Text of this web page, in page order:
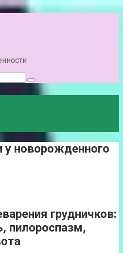
у новорожденного
грудничков:
пилороспазм,